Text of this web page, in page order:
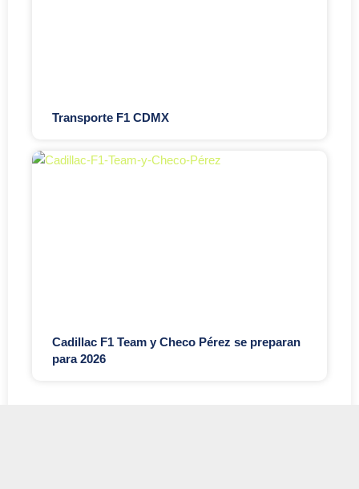
Transporte F1 CDMX
Cadillac F1 Team y Checo Pérez se preparan
para 2026